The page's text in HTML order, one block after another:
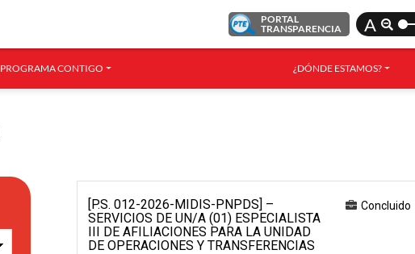
PORTAL
TRANSPARENCIA
A
PROGRAMA CONTIGO ¿DÓNDE ESTAMOS?
[P.S. 012-2026-MIDIS-PNPDS] –
SERVICIOS DE UN/A (01) ESPECIALISTA
III DE AFILIACIONES PARA LA UNIDAD
DE OPERACIONES Y TRANSFERENCIAS
Concluido